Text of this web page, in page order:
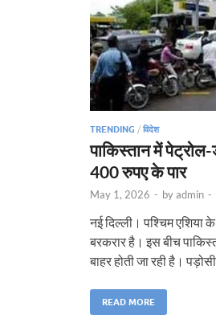
TRENDING / विदेश
पाकिस्तान में
400 रुपए के पार
May 1, 2026 - byadmin -
नई दिल्ली। पश्चिम
बरकरार है। इस बीच
बाहर होती जा रही है।
READ MORE